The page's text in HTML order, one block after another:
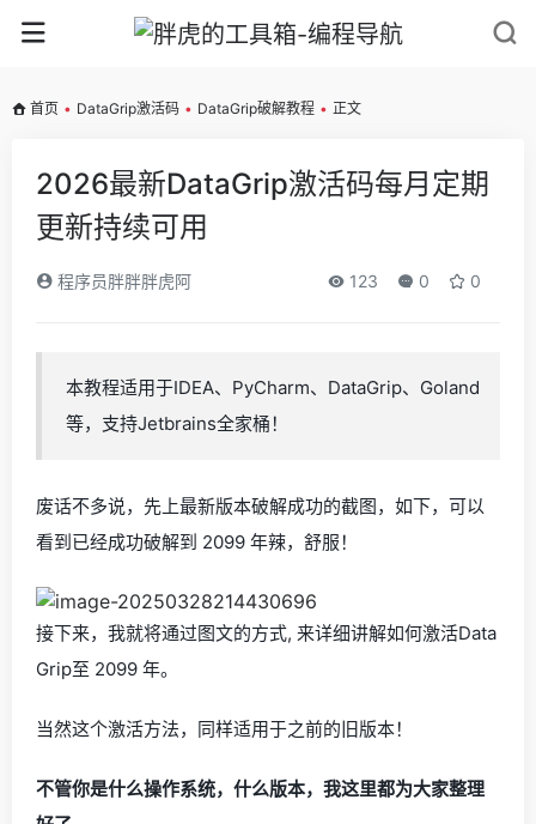
首页 • DataGrip激活码 • DataGrip破解教程 • 正文
2026最新DataGrip激活码每月定期
更新持续可用
程序员胖胖胖虎阿 123 0 0
本教程适用于IDEA、PyCharm、DataGrip、Goland
等，支持Jetbrains全家桶！
废话不多说，先上最新版本破解成功的截图，如下，可以
看到已经成功破解到 2099 年辣，舒服！
接下来，我就将通过图文的方式, 来详细讲解如何激活Data
Grip至 2099 年。
当然这个激活方法，同样适用于之前的旧版本！
不管你是什么操作系统，什么版本，我这里都为大家整理